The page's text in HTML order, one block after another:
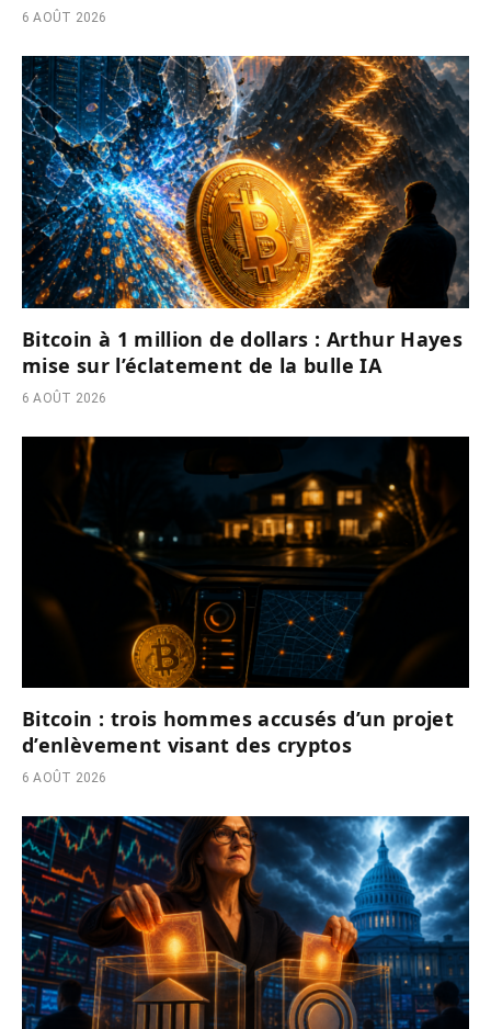
6 AOÛT 2026
Bitcoin à 1 million de dollars : Arthur Hayes
mise sur l’éclatement de la bulle IA
6 AOÛT 2026
Bitcoin : trois hommes accusés d’un projet
d’enlèvement visant des cryptos
6 AOÛT 2026